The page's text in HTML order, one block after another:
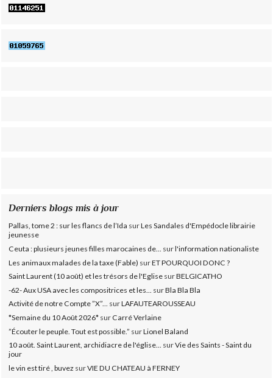
Derniers blogs mis à jour
Pallas, tome 2 : sur les flancs de l’Ida surLes Sandales d'Empédocle librairie
jeunesse
Ceuta : plusieurs jeunes filles marocaines de... surl'information nationaliste
Les animaux malades de la taxe (Fable) surET POURQUOI DONC ?
Saint Laurent (10 août) et les trésors de l'Eglise surBELGICATHO
-62- Aux USA avec les compositrices et les...
surBla Bla Bla
Activité de notre Compte ”X”... surLAFAUTEAROUSSEAU
*Semaine du 10 Août 2026* surCarré Verlaine
”Écouter le peuple. Tout est possible.” surLionel Baland
10 août. Saint Laurent, archidiacre de l'église... surVie des Saints - Saint du
jour
le vin est tiré , buvez surVIE DU CHATEAU à FERNEY